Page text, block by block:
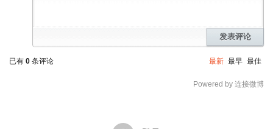
发表评论
已有 0 条评论 最新 最早 最佳
Powered by 连接微博